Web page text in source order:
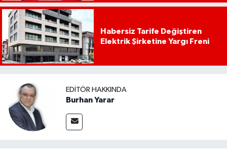
Habersiz Tarife Değiştiren
Elektrik Şirketine Yargı Freni
EDITÖR HAKKINDA
Burhan Yarar